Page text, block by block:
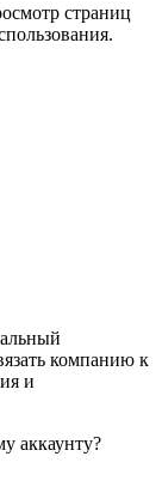
страниц
компанию к
и
аккаунту?